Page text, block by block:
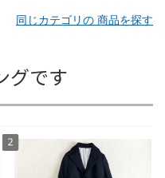
同じカテゴリの 商品を探す
グです